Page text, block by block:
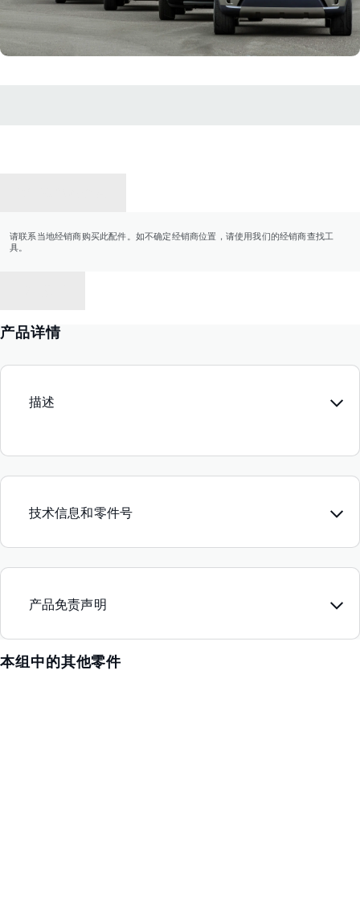
请联系当地经销商购买此配件。如不确定经销商位置，请使用我们的经销商查找工
具。
产品详情
描述
技术信息和零件号
产品免责声明
本组中的其他零件